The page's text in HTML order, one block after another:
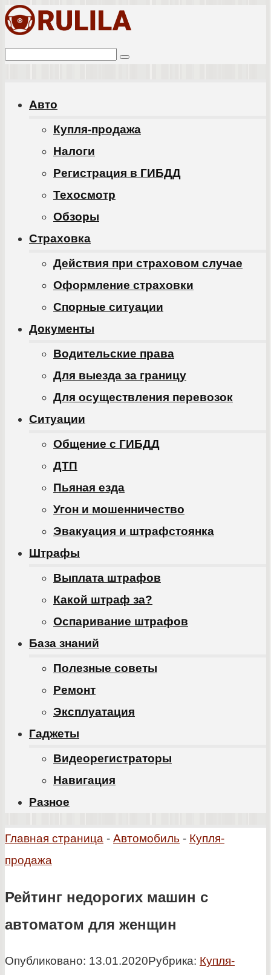
Перейти
контенту
Поиск:
Авто
Купля-продажа
Налоги
Регистрация в ГИБДД
Техосмотр
Обзоры
Cтраховка
Действия при страховом случае
Оформление страховки
Спорные ситуации
Документы
Водительские права
Для выезда за границу
Для осуществления перевозок
Ситуации
Общение с ГИБДД
ДТП
Пьяная езда
Угон и мошенничество
Эвакуация и штрафстоянка
Штрафы
Выплата штрафов
Какой штраф за?
Оспаривание штрафов
База знаний
Полезные советы
Ремонт
Эксплуатация
Гаджеты
Видеорегистраторы
Навигация
Разное
Главная страница - Автомобиль - Купля-
продажа
Рейтинг недорогих машин с
автоматом для женщин
Опубликовано: 13.01.2020Рубрика: Купля-